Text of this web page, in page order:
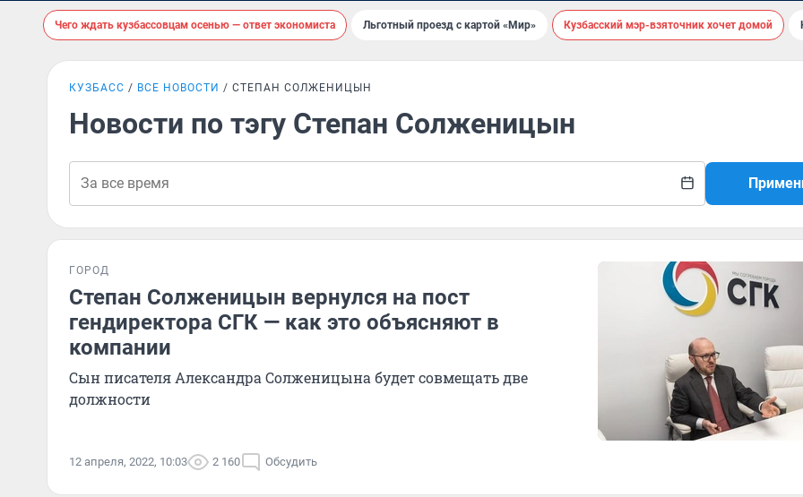
Чего ждать кузбассовцам осенью — ответ экономиста Льготный проезд с картой «Мир» Кузбасский мэр-взяточник хочет домой
КУЗБАСС ВСЕ НОВОСТИ СТЕПАН СОЛЖЕНИЦЫН
Новости по тэгу Степан Солженицын
ГОРОД
Степан Солженицын вернулся на пост
гендиректора СГК — как это объясняют в
компании
Сын писателя Александра Солженицына будет совмещать две
должности
12 апреля, 2022, 10:03 2 160 Обсудить